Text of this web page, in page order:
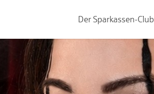
Der Sparkassen-